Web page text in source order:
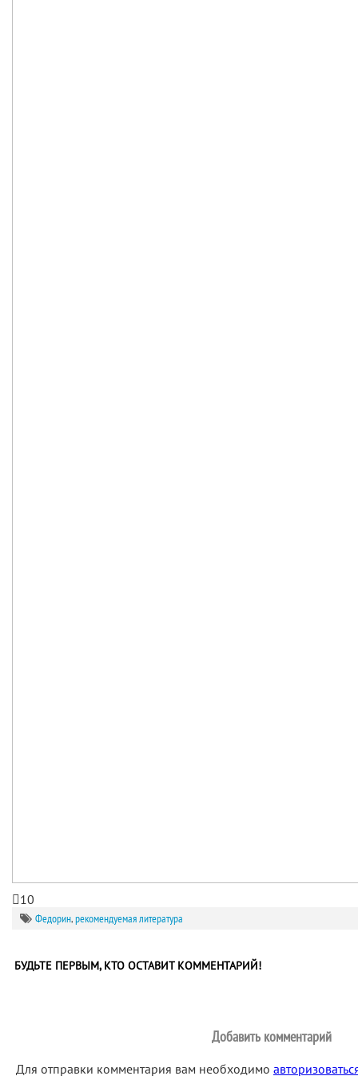
10
Федорин,рекомендуемая литература
БУДЬТЕ ПЕРВЫМ, КТО ОСТАВИТ КОММЕНТАРИЙ!
Добавить комментарий
Для отправки комментария вам необходимо